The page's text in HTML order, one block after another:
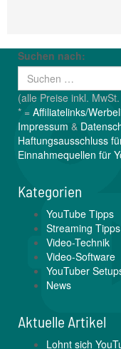
Suchen nach:
(alle Preise inkl. MwSt.
* = Affiliatelinks/
Impressum &
Haftungsausschluss
Einnahmequellen für
Kategorien
YouTube Tipps
Streaming Tipps
Video-Technik
Video-Software
YouTuber
News
Aktuelle Artikel
Lohnt sich